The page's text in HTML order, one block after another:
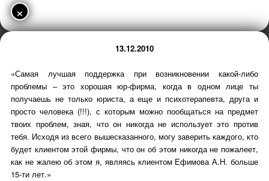
×
13.12.2010
«Самая лучшая поддержка при возникновении какой-либо
проблемы – это хорошая юр-фирма, когда в одном лице ты
получаешь не только юриста, а еще и психотерапевта, друга и
просто человека (!!!), с которым можно пообщаться на предмет
твоих проблем, зная, что он никогда не использует это против
тебя. Исходя из всего вышесказанного, могу заверить каждого, кто
будет клиентом этой фирмы, что он об этом никогда не пожалеет,
как не жалею об этом я, являясь клиентом Ефимова А.Н. больше
15-ти лет.»